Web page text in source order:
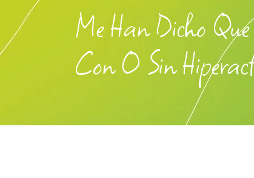
Me Han Dicho
Con O Sin